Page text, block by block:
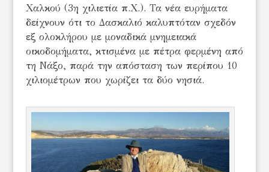
Χαλκού (3η χιλιετία π.Χ.). Τα νέα ευρήματα
δείχνουν ότι το Δασκαλιό καλυπτόταν σχεδόν
εξ ολοκλήρου με μοναδικά μνημειακά
οικοδομήματα, κτισμένα με πέτρα φερμένη από
τη Νάξο, παρά την απόσταση των περίπου 10
χιλιομέτρων που χωρίζει τα δύο νησιά.